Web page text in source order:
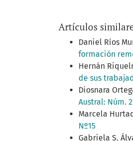
Artículos
Daniel Ríos
formación
Hernán
de sus
Diosnara
Austral: Núm.
Marcela
Nº15
Gabriela S.